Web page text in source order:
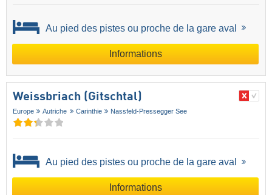
Au pied des pistes ou proche de la gare aval
Informations
Weissbriach (Gitschtal)
Europe Autriche Carinthie Nassfeld-Pressegger See
Au pied des pistes ou proche de la gare aval
Informations